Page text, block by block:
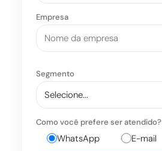
Empresa
Segmento
Como você prefere ser atendido?
WhatsApp E-mail